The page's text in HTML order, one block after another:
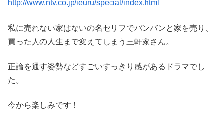
http://www.ntv.co.jp/ieuru/special/index.html
私に売れない家はないの名セリフでバンバンと家を売り、
買った人の人生まで変えてしまう三軒家さん。
正論を通す姿勢などすごいすっきり感があるドラマでし
た。
今から楽しみです！